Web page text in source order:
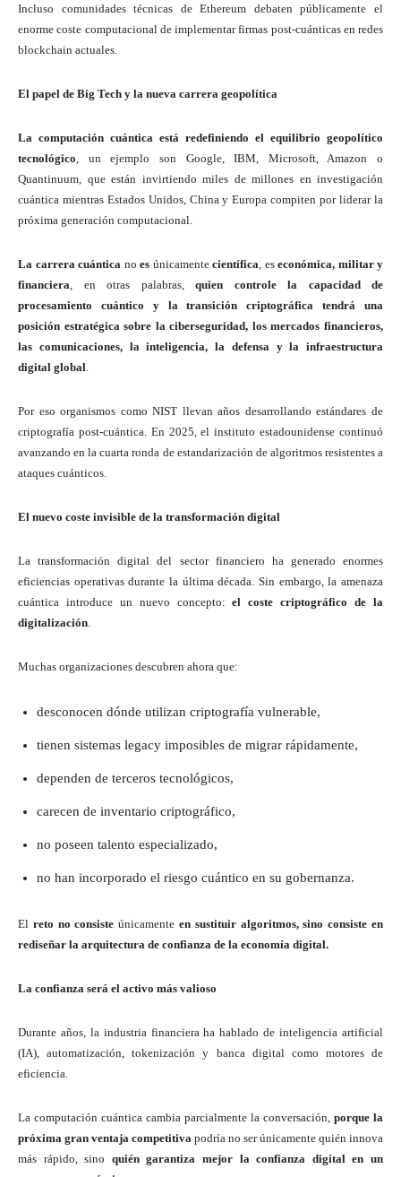
Incluso comunidades técnicas de Ethereum debaten públicamente el
enorme coste computacional de implementar firmas post-cuánticas en redes
blockchain actuales.
El papel de Big Tech y la nueva carrera geopolítica
La computación cuántica está redefiniendo el equilibrio geopolítico
tecnológico , un ejemplo son Google, IBM, Microsoft, Amazon o
Quantinuum, que están invirtiendo miles de millones en investigación
cuántica mientras Estados Unidos, China y Europa compiten por liderar la
próxima generación computacional.
La carrera cuántica no es únicamente científica , es económica, militar y
financiera , en otras palabras, quien controle la capacidad de
procesamiento cuántico y la transición criptográfica tendrá una
posición estratégica sobre la ciberseguridad, los mercados financieros,
las comunicaciones, la inteligencia, la defensa y la infraestructura
digital global
Por eso organismos como NIST llevan años desarrollando estándares de
criptografía post-cuántica. En 2025, el instituto estadounidense continuó
avanzando en la cuarta ronda de estandarización de algoritmos resistentes a
ataques cuánticos.
El nuevo coste invisible de la transformación digital
La transformación digital del sector financiero ha generado enormes
eficiencias operativas durante la última década. Sin embargo, la amenaza
cuántica introduce un nuevo concepto:el coste criptográfico de la
digitalización
Muchas organizaciones descubren ahora que:
desconocen dónde utilizan criptografía vulnerable,
tienen sistemas legacy imposibles de migrar rápidamente,
dependen de terceros tecnológicos,
carecen de inventario criptográfico,
no poseen talento especializado,
no han incorporado el riesgo cuántico en su gobernanza.
El reto no consisteúnicamente en sustituir algoritmos, sino consiste en
rediseñar la arquitectura de confianza de la economía digital.
La confianza será el activo más valioso
Durante años, la industria financiera ha hablado de inteligencia artificial
(IA), automatización, tokenización y banca digital como motores de
eficiencia.
La computación cuántica cambia parcialmente la conversación, porque la
próxima gran ventaja competitiva podría no ser únicamente quién innova
más rápido, sino quién garantiza mejor la confianza digital en un